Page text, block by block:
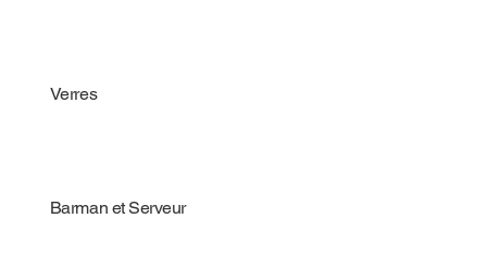
Verres
Barman et Serveur